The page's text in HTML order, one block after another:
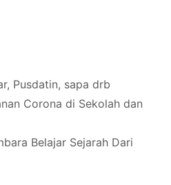
, Pusdatin, sapa drb
Corona di Sekolah dan
Belajar Sejarah Dari